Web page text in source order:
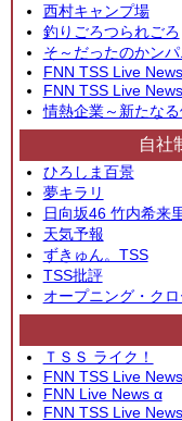
西村キャンプ場
釣りごろつられごろ
そ～だったのかン
FNN TSS Live
FNN TSS Live
情熱企業～新たな
自社
ひろしま百景
夢キラリ
日向坂46 竹内希来
天気予報
ずきゅん。TSS
TSS批評
オープニング・ク
ＴＳＳ ライク！
FNN TSS Live
FNN Live News α
FNN TSS Live